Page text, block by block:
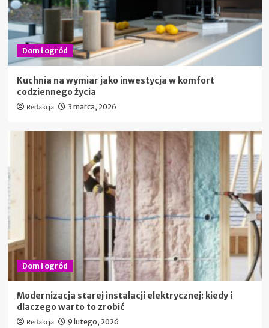
Dom i ogród
Kuchnia na wymiar jako inwestycja w komfort
codziennego życia
Redakcja 3 marca, 2026
Dom i ogród
Modernizacja starej instalacji elektrycznej: kiedy i
dlaczego warto to zrobić
Redakcja 9 lutego, 2026